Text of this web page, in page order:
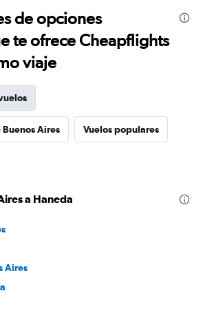
de opciones
te ofrece Cheapflights
viaje
Aires Vuelos populares
a Haneda
Aires